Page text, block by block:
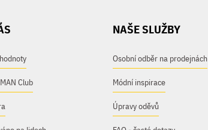
Club
NAŠE SLUŽBY
Osobní odběr na prodejnách
Módní inspirace
Úpravy oděvů